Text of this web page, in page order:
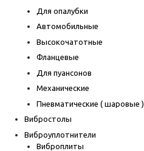
Для опалубки
Автомобильные
Высокочатотные
Фланцевые
Для пуансонов
Механические
Пневматические ( шаровые )
Вибростолы
Виброуплотнители
Виброплиты